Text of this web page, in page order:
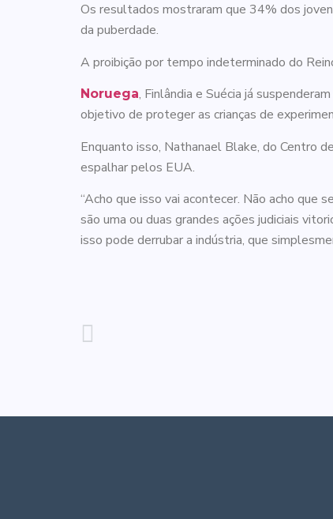
Os resultados mostraram que 34% dos
da puberdade.
A proibição por tempo indeterminado do
Noruega, Finlândia e Suécia já
objetivo de proteger as crianças de
Enquanto isso, Nathanael Blake, do Centro
espalhar pelos EUA.
“Acho que isso vai acontecer. Não acho que
são uma ou duas grandes ações judiciais
isso pode derrubar a indústria, que